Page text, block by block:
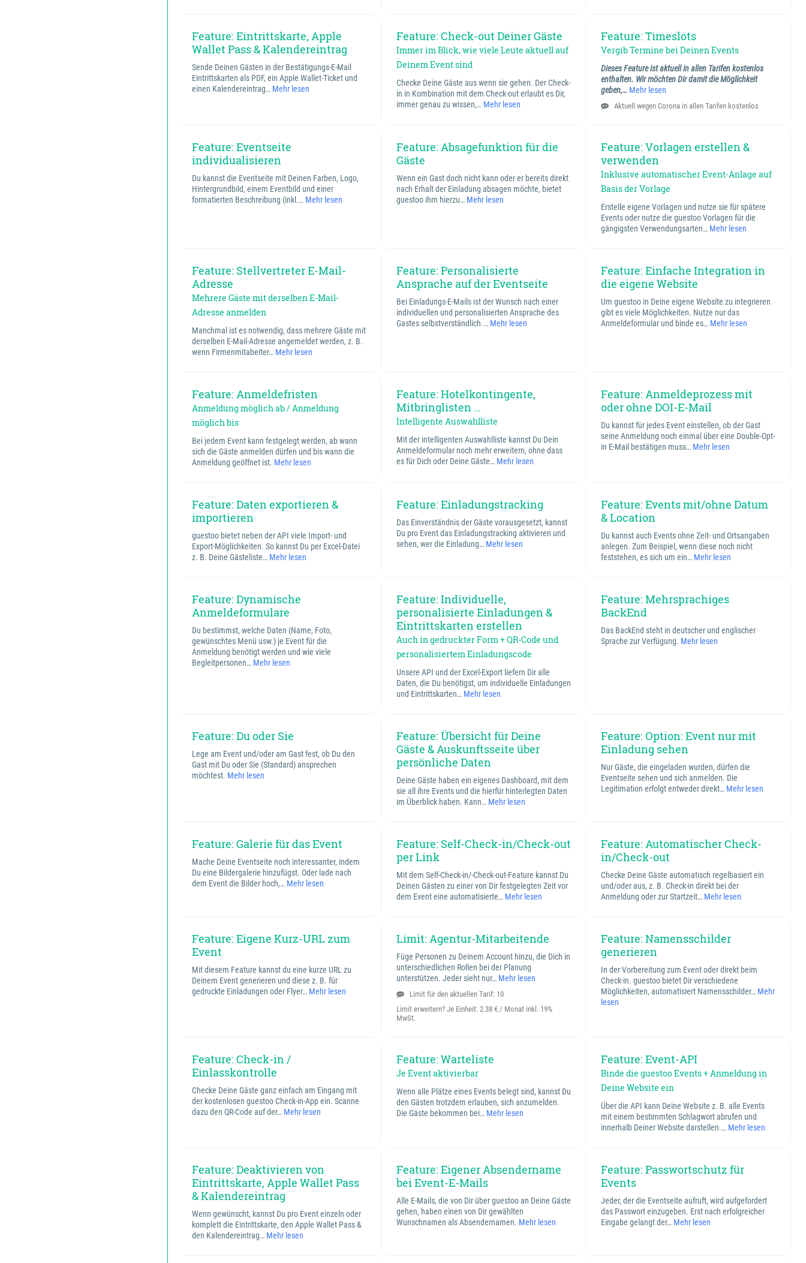
Feature: Eintrittskarte, Apple
Wallet Pass & Kalendereintrag
Sende Deinen Gästen in der Bestätigungs-E-Mail
Eintrittskarten als PDF, ein Apple Wallet-Ticket und
einen Kalendereintrag… Mehr lesen
Feature: Check-out Deiner Gäste
Immer im Blick, wie viele Leute aktuell auf
Deinem Event sind
Checke Deine Gäste aus wenn sie gehen. Der Check-
in in Kombination mit dem Check-out erlaubt es Dir,
immer genau zu wissen,… Mehr lesen
Feature: Timeslots
Vergib Termine bei Deinen Events
Dieses Feature ist aktuell in allen Tarifen kostenlos
enthalten. Wir möchten Dir damit die Möglichkeit
geben,… Mehr lesen
Aktuell wegen Corona in allen Tarifen kostenlos
Feature: Eventseite
individualisieren
Du kannst die Eventseite mit Deinen Farben, Logo,
Hintergrundbild, einem Eventbild und einer
formatierten Beschreibung (inkl.… Mehr lesen
Feature: Absagefunktion für die
Gäste
Wenn ein Gast doch nicht kann oder er bereits direkt
nach Erhalt der Einladung absagen möchte, bietet
guestoo ihm hierzu… Mehr lesen
Feature: Vorlagen erstellen &
verwenden
Inklusive automatischer Event-Anlage auf
Basis der Vorlage
Erstelle eigene Vorlagen und nutze sie für spätere
Events oder nutze die guestoo Vorlagen für die
gängigsten Verwendungsarten… Mehr lesen
Feature: Stellvertreter E-Mail-
Adresse
Mehrere Gäste mit derselben E-Mail-
Adresse anmelden
Manchmal ist es notwendig, dass mehrere Gäste mit
derselben E-Mail-Adresse angemeldet werden, z. B.
wenn Firmenmitabeiter… Mehr lesen
Feature: Personalisierte
Ansprache auf der Eventseite
Bei Einladungs-E-Mails ist der Wunsch nach einer
individuellen und personalisierten Ansprache des
Gastes selbstverständlich.… Mehr lesen
Feature: Einfache Integration in
die eigene Website
Um guestoo in Deine eigene Website zu integrieren
gibt es viele Möglichkeiten. Nutze nur das
Anmeldeformular und binde es… Mehr lesen
Feature: Anmeldefristen
Anmeldung möglich ab / Anmeldung
möglich bis
Bei jedem Event kann festgelegt werden, ab wann
sich die Gäste anmelden dürfen und bis wann die
Anmeldung geöffnet ist. Mehr lesen
Feature: Hotelkontingente,
Mitbringlisten …
Intelligente Auswahlliste
Mit der intelligenten Auswahlliste kannst Du Dein
Anmeldeformular noch mehr erweitern, ohne dass
es für Dich oder Deine Gäste… Mehr lesen
Feature: Anmeldeprozess mit
oder ohne DOI-E-Mail
Du kannst für jedes Event einstellen, ob der Gast
seine Anmeldung noch einmal über eine Double-Opt-
in E-Mail bestätigen muss… Mehr lesen
Feature: Daten exportieren &
importieren
guestoo bietet neben der API viele Import- und
Export-Möglichkeiten. So kannst Du per Excel-Datei
z. B. Deine Gästeliste… Mehr lesen
Feature: Einladungstracking
Das Einverständnis der Gäste vorausgesetzt, kannst
Du pro Event das Einladungstracking aktivieren und
sehen, wer die Einladung… Mehr lesen
Feature: Events mit/ohne Datum
& Location
Du kannst auch Events ohne Zeit- und Ortsangaben
anlegen. Zum Beispiel, wenn diese noch nicht
feststehen, es sich um ein… Mehr lesen
Feature: Dynamische
Anmeldeformulare
Du bestimmst, welche Daten (Name, Foto,
gewünschtes Menü usw.) je Event für die
Anmeldung benötigt werden und wie viele
Begleitpersonen… Mehr lesen
Feature: Individuelle,
personalisierte Einladungen &
Eintrittskarten erstellen
Auch in gedruckter Form + QR-Code und
personalisiertem Einladungscode
Unsere API und der Excel-Export liefern Dir alle
Daten, die Du benötigst, um individuelle Einladungen
und Eintrittskarten… Mehr lesen
Feature: Mehrsprachiges
BackEnd
Das BackEnd steht in deutscher und englischer
Sprache zur Verfügung. Mehr lesen
Feature: Du oder Sie
Lege am Event und/oder am Gast fest, ob Du den
Gast mit Du oder Sie (Standard) ansprechen
möchtest. Mehr lesen
Feature: Übersicht für Deine
Gäste & Auskunftsseite über
persönliche Daten
Deine Gäste haben ein eigenes Dashboard, mit dem
sie all ihre Events und die hierfür hinterlegten Daten
im Überblick haben. Kann… Mehr lesen
Feature: Option: Event nur mit
Einladung sehen
Nur Gäste, die eingeladen wurden, dürfen die
Eventseite sehen und sich anmelden. Die
Legitimation erfolgt entweder direkt… Mehr lesen
Feature: Galerie für das Event
Mache Deine Eventseite noch interessanter, indem
Du eine Bildergalerie hinzufügst. Oder lade nach
dem Event die Bilder hoch,… Mehr lesen
Feature: Self-Check-in/Check-out
per Link
Mit dem Self-Check-in/-Check-out-Feature kannst Du
Deinen Gästen zu einer von Dir festgelegten Zeit vor
dem Event eine automatisierte… Mehr lesen
Feature: Automatischer Check-
in/Check-out
Checke Deine Gäste automatisch regelbasiert ein
und/oder aus, z. B. Check-in direkt bei der
Anmeldung oder zur Startzeit… Mehr lesen
Feature: Eigene Kurz-URL zum
Event
Mit diesem Feature kannst du eine kurze URL zu
Deinem Event generieren und diese z. B. für
gedruckte Einladungen oder Flyer… Mehr lesen
Limit: Agentur-Mitarbeitende
Füge Personen zu Deinem Account hinzu, die Dich in
unterschiedlichen Rollen bei der Planung
unterstützen. Jeder sieht nur… Mehr lesen
Limit für den aktuellen Tarif: 10
Limit erweitern? Je Einheit:2.38 € / Monat inkl. 19%
MwSt.
Feature: Namensschilder
generieren
In der Vorbereitung zum Event oder direkt beim
Check-in. guestoo bietet Dir verschiedene
Möglichkeiten, automatisiert Namensschilder… Mehr
lesen
Feature: Check-in /
Einlasskontrolle
Checke Deine Gäste ganz einfach am Eingang mit
der kostenlosen guestoo Check-in-App ein. Scanne
dazu den QR-Code auf der… Mehr lesen
Feature: Warteliste
Je Event aktivierbar
Wenn alle Plätze eines Events belegt sind, kannst Du
den Gästen trotzdem erlauben, sich anzumelden.
Die Gäste bekommen bei… Mehr lesen
Feature: Event-API
Binde die guestoo Events + Anmeldung in
Deine Website ein
Über die API kann Deine Website z. B. alle Events
mit einem bestimmten Schlagwort abrufen und
innerhalb Deiner Website darstellen.… Mehr lesen
Feature: Deaktivieren von
Eintrittskarte, Apple Wallet Pass
& Kalendereintrag
Wenn gewünscht, kannst Du pro Event einzeln oder
komplett die Eintrittskarte, den Apple Wallet Pass &
den Kalendereintrag… Mehr lesen
Feature: Eigener Absendername
bei Event-E-Mails
Alle E-Mails, die von Dir über guestoo an Deine Gäste
gehen, haben einen von Dir gewählten
Wunschnamen als Absendernamen. Mehr lesen
Feature: Passwortschutz für
Events
Jeder, der die Eventseite aufruft, wird aufgefordert
das Passwort einzugeben. Erst nach erfolgreicher
Eingabe gelangt der… Mehr lesen